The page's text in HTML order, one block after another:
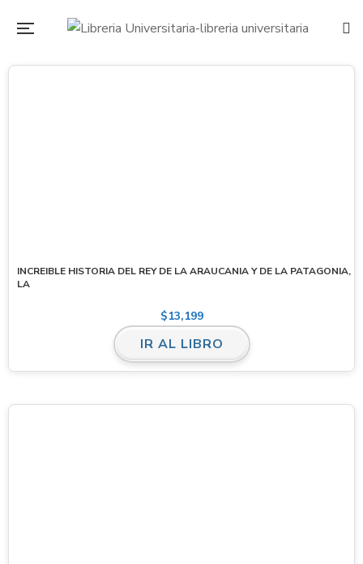
INCREIBLE HISTORIA DEL REY DE LA ARAUCANIA Y DE LA PATAGONIA,
LA
$13,199
IR AL LIBRO